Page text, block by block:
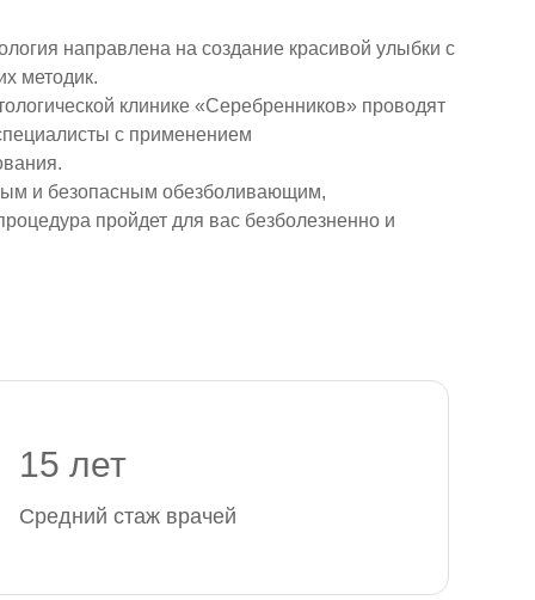
направлена на создание красивой улыбки с
методик.
клинике «Серебренников» проводят
с применением
и безопасным обезболивающим,
пройдет для вас безболезненно и
Средний стаж врачей
15 лет